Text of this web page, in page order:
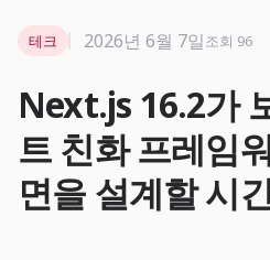
Next.js 16.2가
트 친화 프레임
면을 설계할 시
테크 2026년 6월 7일조회 96